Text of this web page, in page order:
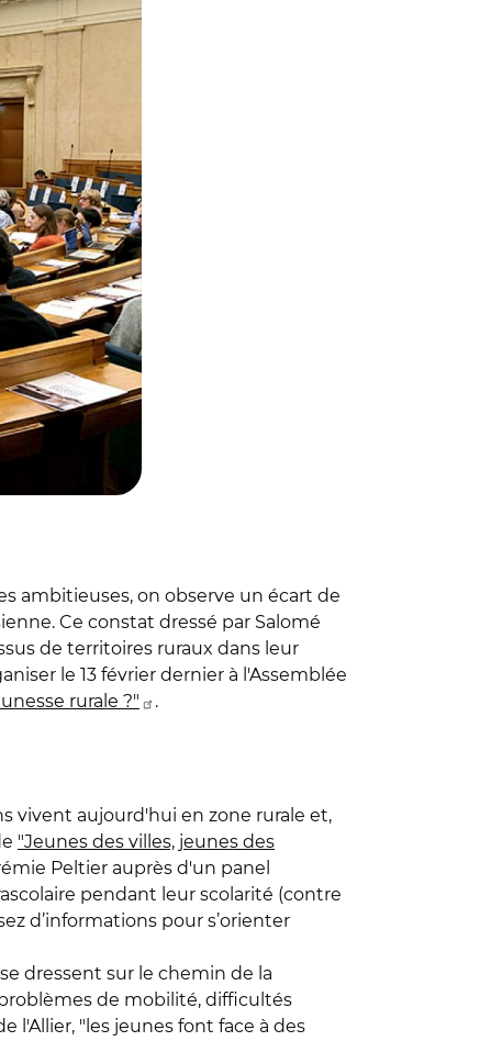
ambitieuses, on observe un écart de
Ce constat dressé par Salomé
de territoires ruraux dans leur
le 13 février dernier à l'Assemblée
rurale ?" .
vivent aujourd'hui en zone rurale et,
"Jeunes des villes, jeunes des
Peltier auprès d'un panel
pendant leur scolarité (contre
d’informations pour s’orienter
dressent sur le chemin de la
de mobilité, difficultés
l'Allier, "les jeunes font face à des